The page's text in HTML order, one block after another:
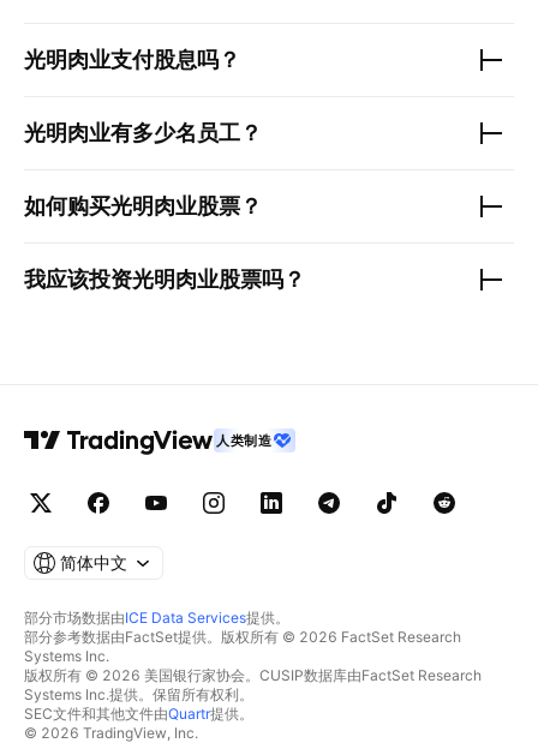
光明肉业支付股息吗？
光明肉业有多少名员工？
如何购买光明肉业股票？
我应该投资光明肉业股票吗？
人类制造
简体中文
部分市场数据由ICE Data Services提供。
部分参考数据由FactSet提供。版权所有 © 2026 FactSet Research
Systems Inc.
版权所有 © 2026 美国银行家协会。CUSIP数据库由FactSet Research
Systems Inc.提供。保留所有权利。
SEC文件和其他文件由Quartr提供。
© 2026 TradingView, Inc.